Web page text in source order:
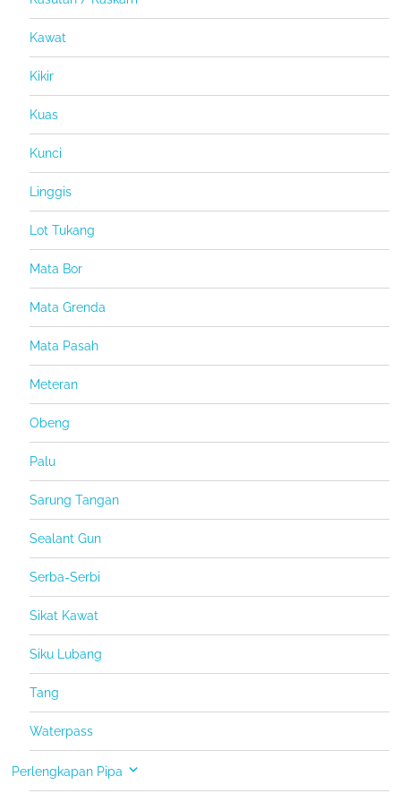
Kawat
Kikir
Kuas
Kunci
Linggis
Lot Tukang
Mata Bor
Mata Grenda
Mata Pasah
Meteran
Obeng
Palu
Sarung Tangan
Sealant Gun
Serba-Serbi
Sikat Kawat
Siku Lubang
Tang
Waterpass
Perlengkapan Pipa